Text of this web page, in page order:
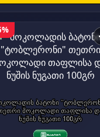
ბატონი
შოკოლადი თაფლისა
ნუშის ნუგათი 100გრ